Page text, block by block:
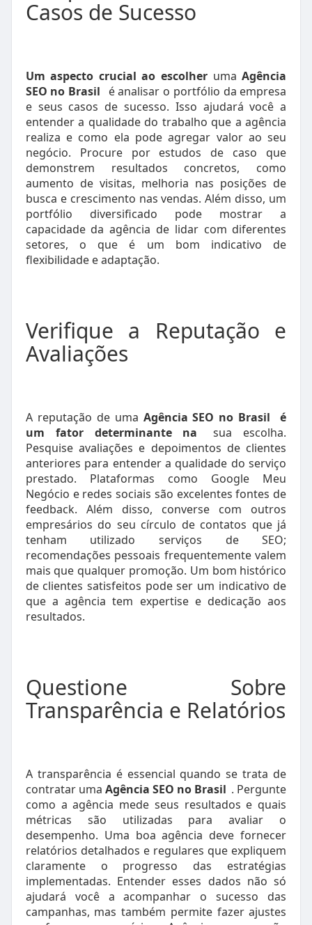
Casos de Sucesso
Um aspecto crucial ao escolher umaAgência
SEO no Brasil
é analisar o portfólio da empresa
e seus casos de sucesso. Isso ajudará você a
entender a qualidade do trabalho que a agência
realiza e como ela pode agregar valor ao seu
negócio. Procure por estudos de caso que
demonstrem resultados concretos, como
aumento de visitas, melhoria nas posições de
busca e crescimento nas vendas. Além disso, um
portfólio diversificado pode mostrar a
capacidade da agência de lidar com diferentes
setores, o que é um bom indicativo de
flexibilidade e adaptação.
Verifique a Reputação e
Avaliações
A reputação de uma Agência SEO no Brasil
é
um fator determinante na
sua escolha.
Pesquise avaliações e depoimentos de clientes
anteriores para entender a qualidade do serviço
prestado. Plataformas como Google Meu
Negócio e redes sociais são excelentes fontes de
feedback. Além disso, converse com outros
empresários do seu círculo de contatos que já
tenham utilizado serviços de SEO;
recomendações pessoais frequentemente valem
mais que qualquer promoção. Um bom histórico
de clientes satisfeitos pode ser um indicativo de
que a agência tem expertise e dedicação aos
resultados.
Questione Sobre
Transparência e Relatórios
A transparência é essencial quando se trata de
contratar uma Agência SEO no Brasil . Pergunte
como a agência mede seus resultados e quais
métricas são utilizadas para avaliar o
desempenho. Uma boa agência deve fornecer
relatórios detalhados e regulares que expliquem
claramente o progresso das estratégias
implementadas. Entender esses dados não só
ajudará você a acompanhar o sucesso das
campanhas, mas também permite fazer ajustes